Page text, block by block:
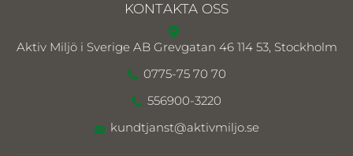
KONTAKTA OSS
Aktiv Miljö i Sverige AB Grevgatan 46 114 53, Stockholm
0775-75 70 70
556900-3220
kundtjanst@aktivmiljo.se